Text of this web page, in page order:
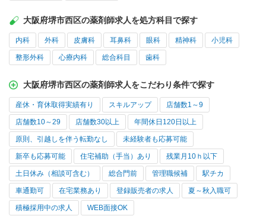
大阪府堺市西区の薬剤師求人を処方科目で探す
内科 外科 皮膚科 耳鼻科 眼科 精神科 小児科
整形外科 心療内科 総合科目 歯科
大阪府堺市西区の薬剤師求人をこだわり条件で探す
産休・育休取得実績有り スキルアップ 店舗数1～9
店舗数10～29 店舗数30以上 年間休日120日以上
原則、引越しを伴う転勤なし 未経験者も応募可能
新卒も応募可能 住宅補助（手当）あり 残業月10ｈ以下
土日休み（相談可含む） 総合門前 管理職候補 駅チカ
車通勤可 在宅業務あり 登録販売者の求人 夏～秋入職可
積極採用中の求人 WEB面接OK